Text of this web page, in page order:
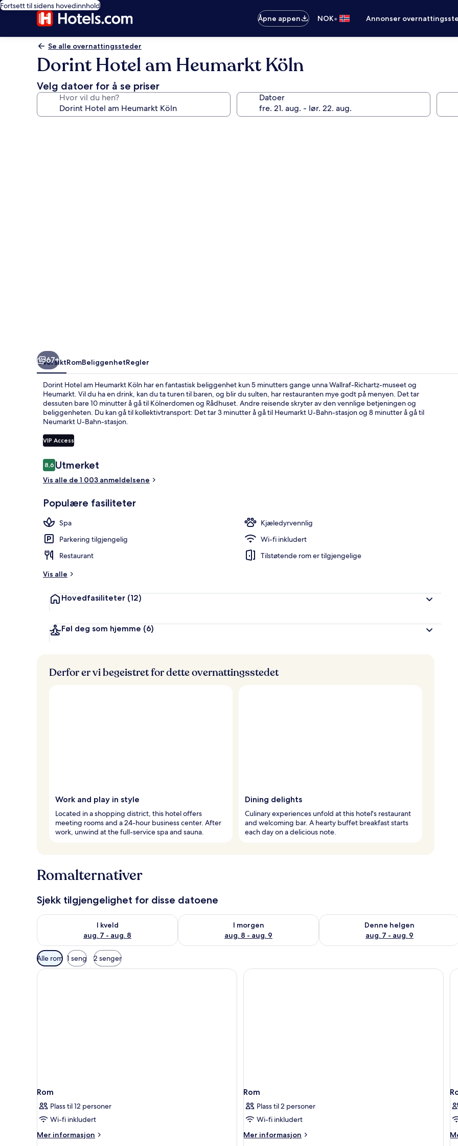
Fortsett til sidens hovedinnhold
Åpne appen
NOK• Annonser
Se alle overnattingssteder
Dorint Hotel am Heumarkt Köln
Velg datoer for å se priser
Hvor vil du hen? Datoer
Suite –
67+
OversiktRomBeliggenhetRegler
Dorint Hotel am Heumarkt Köln har en fantastisk beliggenhet kun 5 minutters gange unna Wallraf-Richartz-museet og
Heumarkt. Vil du ha en drink, kan du ta turen til baren, og blir du sulten, har restauranten mye godt på menyen. Det tar
dessuten bare 10 minutter å gå til Kölnerdomen og Rådhuset. Andre reisende skryter av den vennlige betjeningen og
beliggenheten. Du kan gå til kollektivtransport: Det tar 3 minutter å gå til Heumarkt U-Bahn-stasjon og 8 minutter å gå til
Neumarkt U-Bahn-stasjon.
VIP Access
Anmeldelser
8,68,6 av 10 –
Utmerket
Vis alle de 1 003 anmeldelsene
Populære fasiliteter
Spa
Kjæledyrvennlig
Parkering tilgjengelig
Wi-fi inkludert
Restaurant
Tilstøtende rom er tilgjengelige
Vis alle
Hovedfasiliteter (12)
Føl deg som hjemme (6)
Derfor er vi begeistret for dette overnattingsstedet
Work and play in style
Located in a shopping district, this hotel offers
meeting rooms and a 24-hour business center. After
work, unwind at the full-service spa and sauna.
Dining delights
Culinary experiences unfold at this hotel's restaurant
and welcoming bar. A hearty buffet breakfast starts
each day on a delicious note.
Romalternativer
Sjekk tilgjengelighet for disse datoene
I kveld
aug. 7 - aug. 8
Sjekk tilgjengelighet for i kveld, aug. 7 - aug. 8
I morgen
aug. 8 - aug. 9
Sjekk tilgjengelighet for i morgen, aug. 8 - aug. 9
Denne helgen
aug. 7 - aug. 9
Sjekk tilgjengelighet for denne
Tilgjengelige
filtre
for
Alle rom 1 seng 2 senger
Rom
Plass til 12 personer
Wi-fi inkludert
Mer informasjon
Mer
Rom
Plass til 2 personer
Wi-fi inkludert
Mer informasjon
Mer